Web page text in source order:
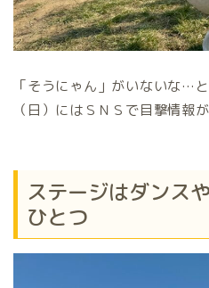
「そうにゃん」がいないな…
（日）にはＳＮＳで目撃情報
ステージはダンス
ひとつ